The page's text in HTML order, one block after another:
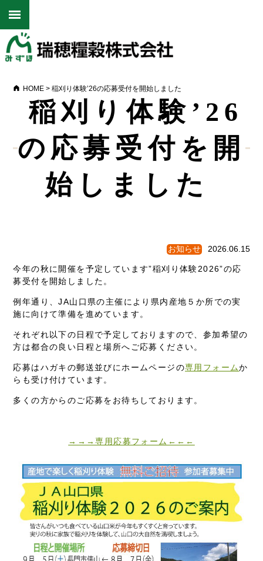
HOME >稲刈り体験’26の応募受付を開始しました
稲刈り体験’26
の応募受付を開
始しました
お知らせ 2026.06.15
今年の秋に開催を予定しています”稲刈り体験2026”の応
募受付を開始しました。
例年通り、JA山口県の主催により県内産地５か所での実
施に向けて準備を進めています。
それぞれ以下の日程で予定しておりますので、参加希望の
方は都合の良い日程と場所へご応募ください。
応募はハガキの郵送並びにホームページの専用フォームか
らも受け付けています。
多くの方からのご応募をお待ちしております。
→→→専用応募フォーム←←←